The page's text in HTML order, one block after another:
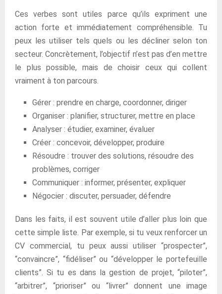
Ces verbes sont utiles parce qu’ils expriment une
action forte et immédiatement compréhensible. Tu
peux les utiliser tels quels ou les décliner selon ton
secteur. Concrètement, l’objectif n’est pas d’en mettre
le plus possible, mais de choisir ceux qui collent
vraiment à ton parcours.
Gérer : prendre en charge, coordonner, diriger
Organiser : planifier, structurer, mettre en place
Analyser : étudier, examiner, évaluer
Créer : concevoir, développer, produire
Résoudre : trouver des solutions, résoudre des
problèmes, corriger
Communiquer : informer, présenter, expliquer
Négocier : discuter, persuader, défendre
Dans les faits, il est souvent utile d’aller plus loin que
cette simple liste. Par exemple, si tu veux renforcer un
CV commercial, tu peux aussi utiliser “prospecter”,
“convaincre”, “fidéliser” ou “développer le portefeuille
clients”. Si tu es dans la gestion de projet, “piloter”,
“arbitrer”, “prioriser” ou “livrer” donnent une image